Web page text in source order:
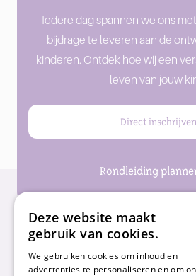
Iedere dag spannen we ons
bijdrage te leveren aan de
kinderen. Ontdek hoe wij een
leven van jouw
Direct inschrijven
Rondleiding
Deze website maakt
gebruik van cookies.
We gebruiken cookies om inhoud en
advertenties te personaliseren en om